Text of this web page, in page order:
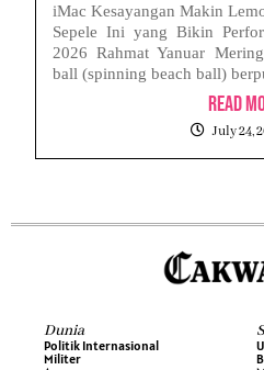
iMac Kesayangan Makin
Sepele Ini yang Bikin
2026 Rahmat Yanuar
ball (spinning beach ball)
Read
July 24,
Dunia
Politik Internasional
Militer